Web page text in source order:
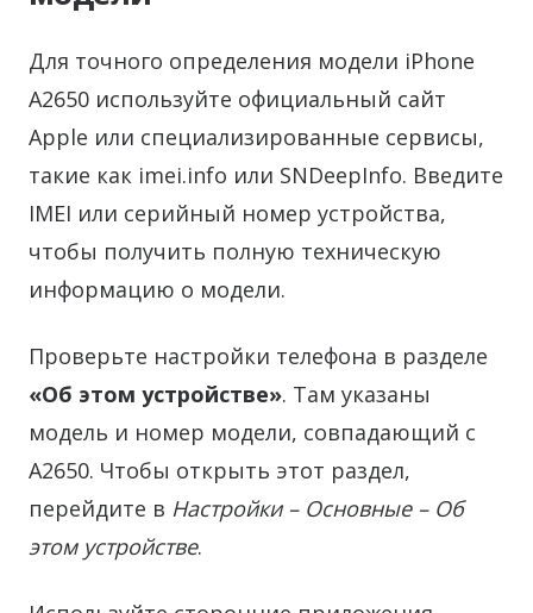
Для точного определения модели iPhone
A2650 используйте официальный сайт
Apple или специализированные сервисы,
такие как imei.info или SNDeepInfo. Введите
IMEI или серийный номер устройства,
чтобы получить полную техническую
информацию о модели.
Проверьте настройки телефона в разделе
«Об этом устройстве». Там указаны
модель и номер модели, совпадающий с
A2650. Чтобы открыть этот раздел,
перейдите в Настройки – Основные – Об
этом устройстве.